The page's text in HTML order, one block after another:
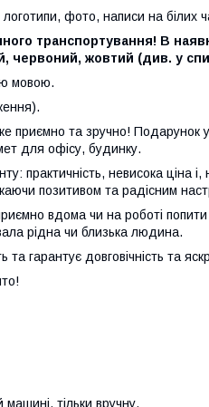
фото, написи на білих
транспортування! В
жовтий (див. у
мовою.
приємно та зручно! Подарунок
для офісу, будинку.
практичність, невисока
позитивом та радісним
вдома чи на роботі попити
рідна чи близька людина.
гарантує довговічність та
тільки вручну.